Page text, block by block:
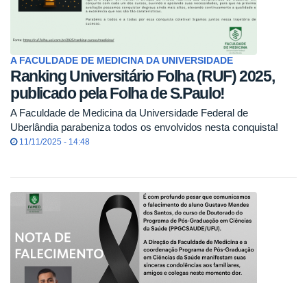
A FACULDADE DE MEDICINA DA UNIVERSIDADE
Ranking Universitário Folha (RUF) 2025,
publicado pela Folha de S.Paulo!
A Faculdade de Medicina da Universidade Federal de
Uberlândia parabeniza todos os envolvidos nesta conquista!
11/11/2025 - 14:48